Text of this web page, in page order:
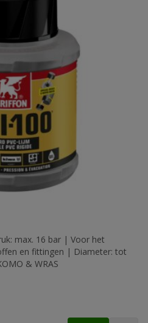
max. 16 bar | Voor het
en fittingen | Diameter: tot
& WRAS